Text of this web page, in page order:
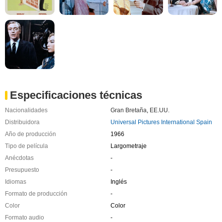
Especificaciones técnicas
Nacionalidades Gran Bretaña, EE.UU.
Distribuidora
Universal Pictures International Spain
Año de producción
1966
Tipo de película
Largometraje
Anécdotas
-
Presupuesto
-
Idiomas
Inglés
Formato de producción
-
Color
Color
Formato audio
-